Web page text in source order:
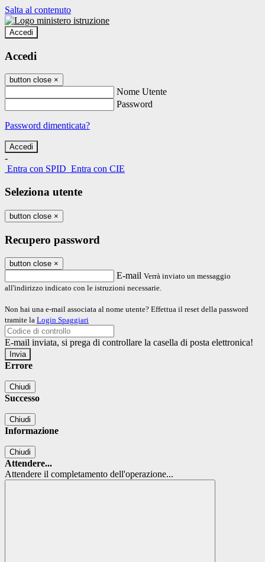
Salta al contenuto
Accedi
Accedi
button close ×
Nome Utente
Password
Password dimenticata?
-
Entra con SPID Entra con CIE
Seleziona utente
button close ×
Recupero password
button close ×
E-mail Verrà inviato un messaggio
all'indirizzo indicato con le istruzioni necessarie.
Non hai una e-mail associata al nome utente? Effettua il reset della password
tramite la Login Spaggiari
E-mail inviata, si prega di controllare la casella di posta elettronica!
Errore
Chiudi
Successo
Chiudi
Informazione
Chiudi
Attendere...
Attendere il completamento dell'operazione...